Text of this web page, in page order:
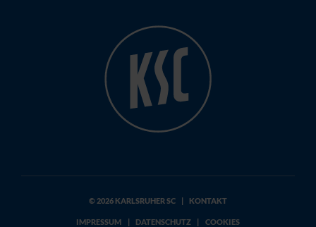
© 2026 KARLSRUHER SC KONTAKT
IMPRESSUM | DATENSCHUTZ | COOKIES